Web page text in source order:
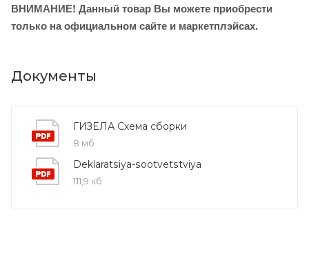
ВНИМАНИЕ! Данный товар Вы можете приобрести
только на официальном сайте и маркетплэйсах.
Документы
ГИЗЕЛА Схема сборки
8 мб
Deklaratsiya-sootvetstviya
111,9 кб